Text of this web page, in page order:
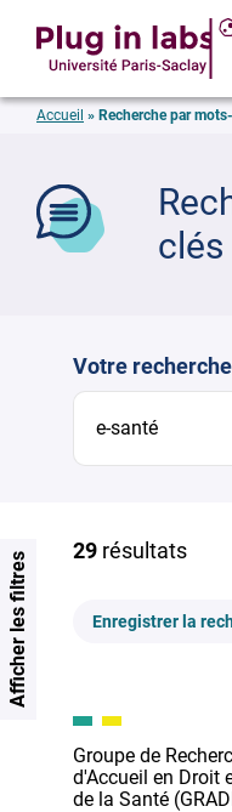
clés
Accueil » Recherche par
Votre recherche
29 résultats
Enregistrer la
Groupe de
d'Accueil en Droit
de la Santé
Afficher les filtres